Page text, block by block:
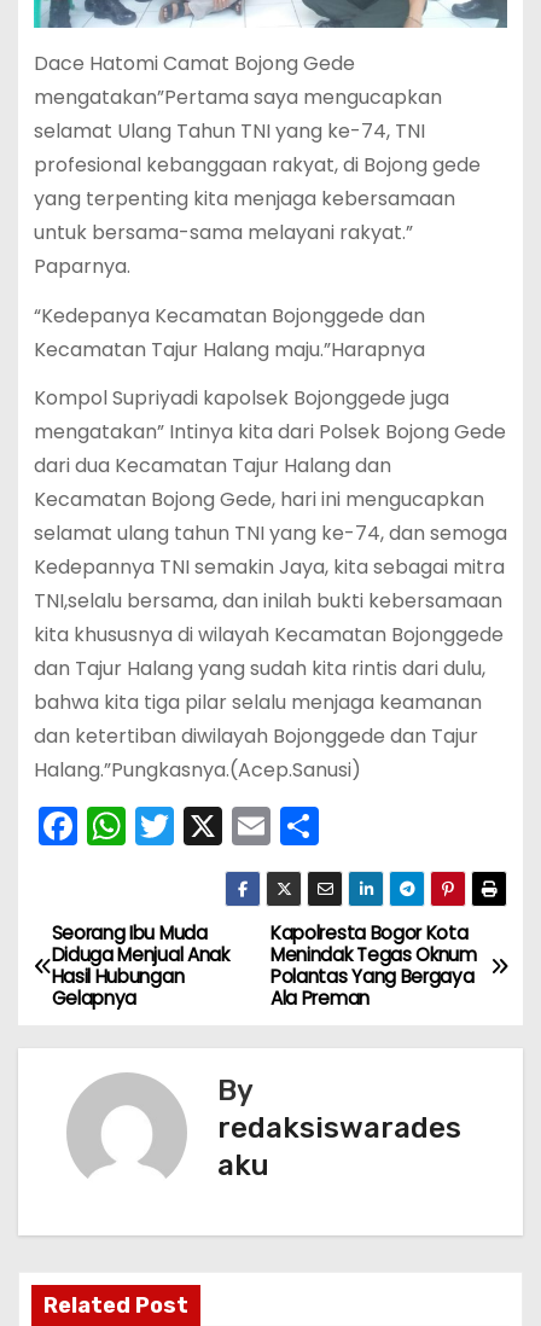
Dace Hatomi Camat Bojong Gede
mengatakan”Pertama saya mengucapkan
selamat Ulang Tahun TNI yang ke-74, TNI
profesional kebanggaan rakyat, di Bojong gede
yang terpenting kita menjaga kebersamaan
untuk bersama-sama melayani rakyat.”
Paparnya.
“Kedepanya Kecamatan Bojonggede dan
Kecamatan Tajur Halang maju.”Harapnya
Kompol Supriyadi kapolsek Bojonggede juga
mengatakan” Intinya kita dari Polsek Bojong Gede
dari dua Kecamatan Tajur Halang dan
Kecamatan Bojong Gede, hari ini mengucapkan
selamat ulang tahun TNI yang ke-74, dan semoga
Kedepannya TNI semakin Jaya, kita sebagai mitra
TNI,selalu bersama, dan inilah bukti kebersamaan
kita khususnya di wilayah Kecamatan Bojonggede
dan Tajur Halang yang sudah kita rintis dari dulu,
bahwa kita tiga pilar selalu menjaga keamanan
dan ketertiban diwilayah Bojonggede dan Tajur
Halang.”Pungkasnya.(Acep.Sanusi)
F
e
b
o
o
k
W
ts
A
p
p
T
er
X E
m
ai
l
S
h
ar
e
N
a
v
s
Kapolresta Bogor Kota
Menindak Tegas Oknum
Polantas Yang Bergaya
Ala Preman
Seorang Ibu Muda
Diduga Menjual Anak
Hasil Hubungan
Gelapnya
By
redaksiswarades
aku
Related Post